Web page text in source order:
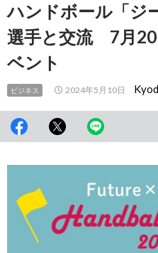
動ハンドボール「ジ
選手と交流 7月20
ベント
ビジネス 2024年5月10日